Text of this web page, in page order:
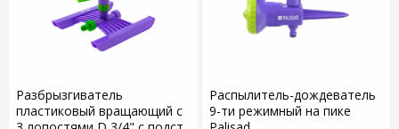
Разбрызгиватель
пластиковый вращающий с
Распылитель-дождеватель
9-ти режимный на пике